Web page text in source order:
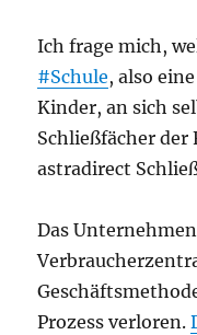
Ich frage mich,
#Schule, also eine
Kinder, an sich
Schließfächer der
astradirect
Das
Prozess verloren.